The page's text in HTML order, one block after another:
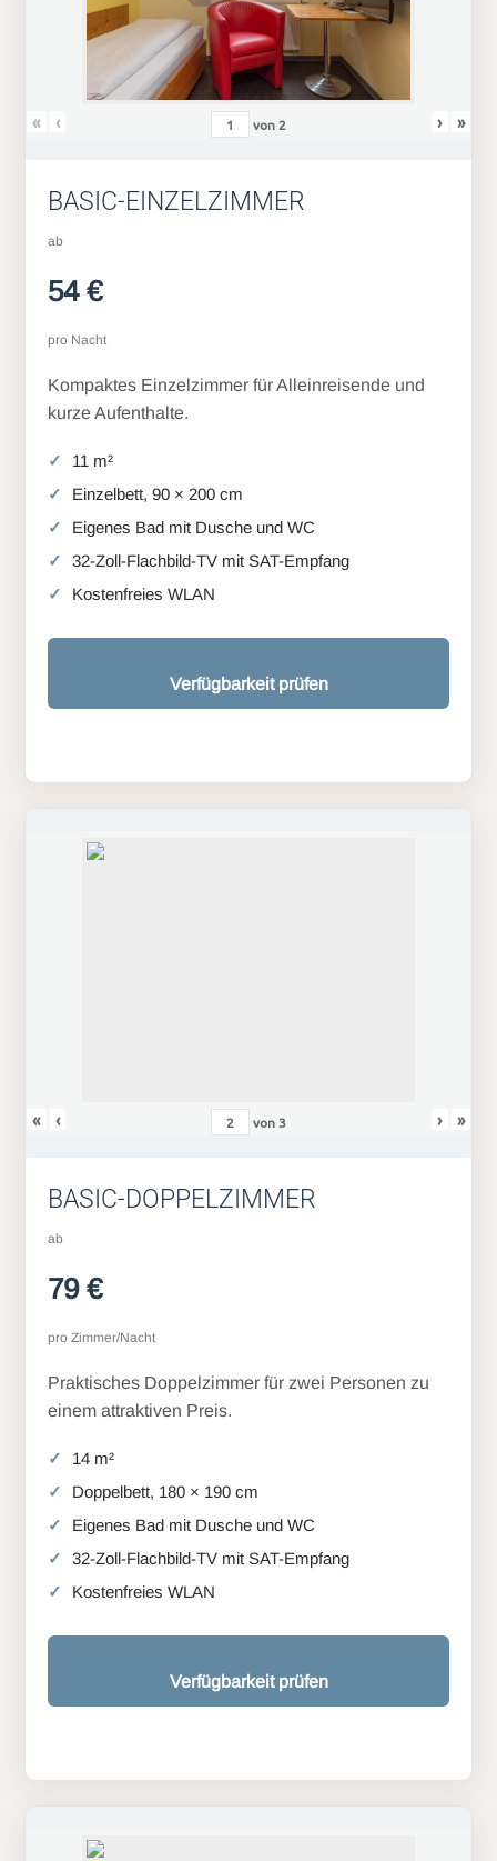
« ‹ von 2 › »
BASIC-EINZELZIMMER
ab
54 €
pro Nacht
Kompaktes Einzelzimmer für Alleinreisende und
kurze Aufenthalte.
11 m²
Einzelbett, 90 × 200 cm
Eigenes Bad mit Dusche und WC
32-Zoll-Flachbild-TV mit SAT-Empfang
Kostenfreies WLAN
Verfügbarkeit prüfen
« ‹ von3 › »
BASIC-DOPPELZIMMER
ab
79 €
pro Zimmer/Nacht
Praktisches Doppelzimmer für zwei Personen zu
einem attraktiven Preis.
14 m²
Doppelbett, 180 × 190 cm
Eigenes Bad mit Dusche und WC
32-Zoll-Flachbild-TV mit SAT-Empfang
Kostenfreies WLAN
Verfügbarkeit prüfen